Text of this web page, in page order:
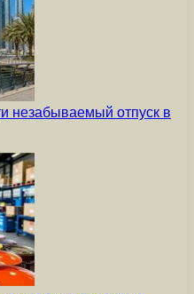
незабываемый отпуск в